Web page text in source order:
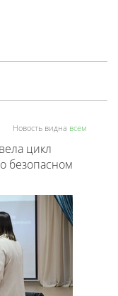
Новость видна всем
цикл
безопасном